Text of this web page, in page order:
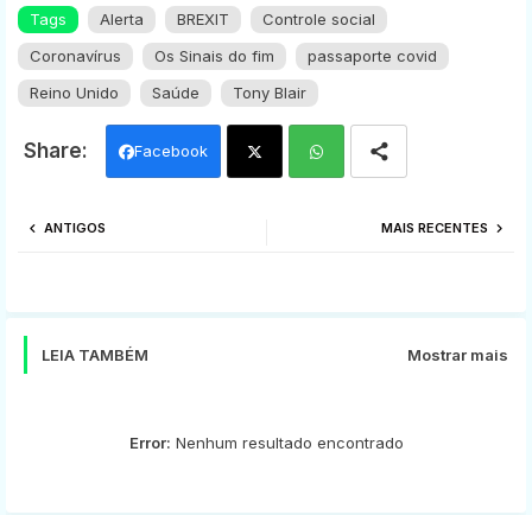
Tags Alerta BREXIT
Controle social
Coronavírus
Os Sinais do fim
passaporte covid
Reino Unido
Saúde Tony Blair
Facebook
MAIS RECENTES
ANTIGOS
LEIA TAMBÉM Mostrar mais
Error: Nenhum resultado encontrado